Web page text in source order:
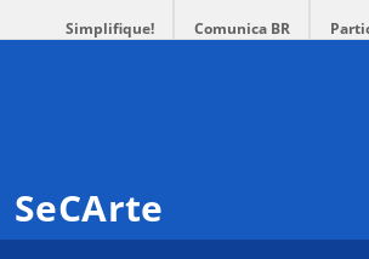
Simplifique! Comunica BR